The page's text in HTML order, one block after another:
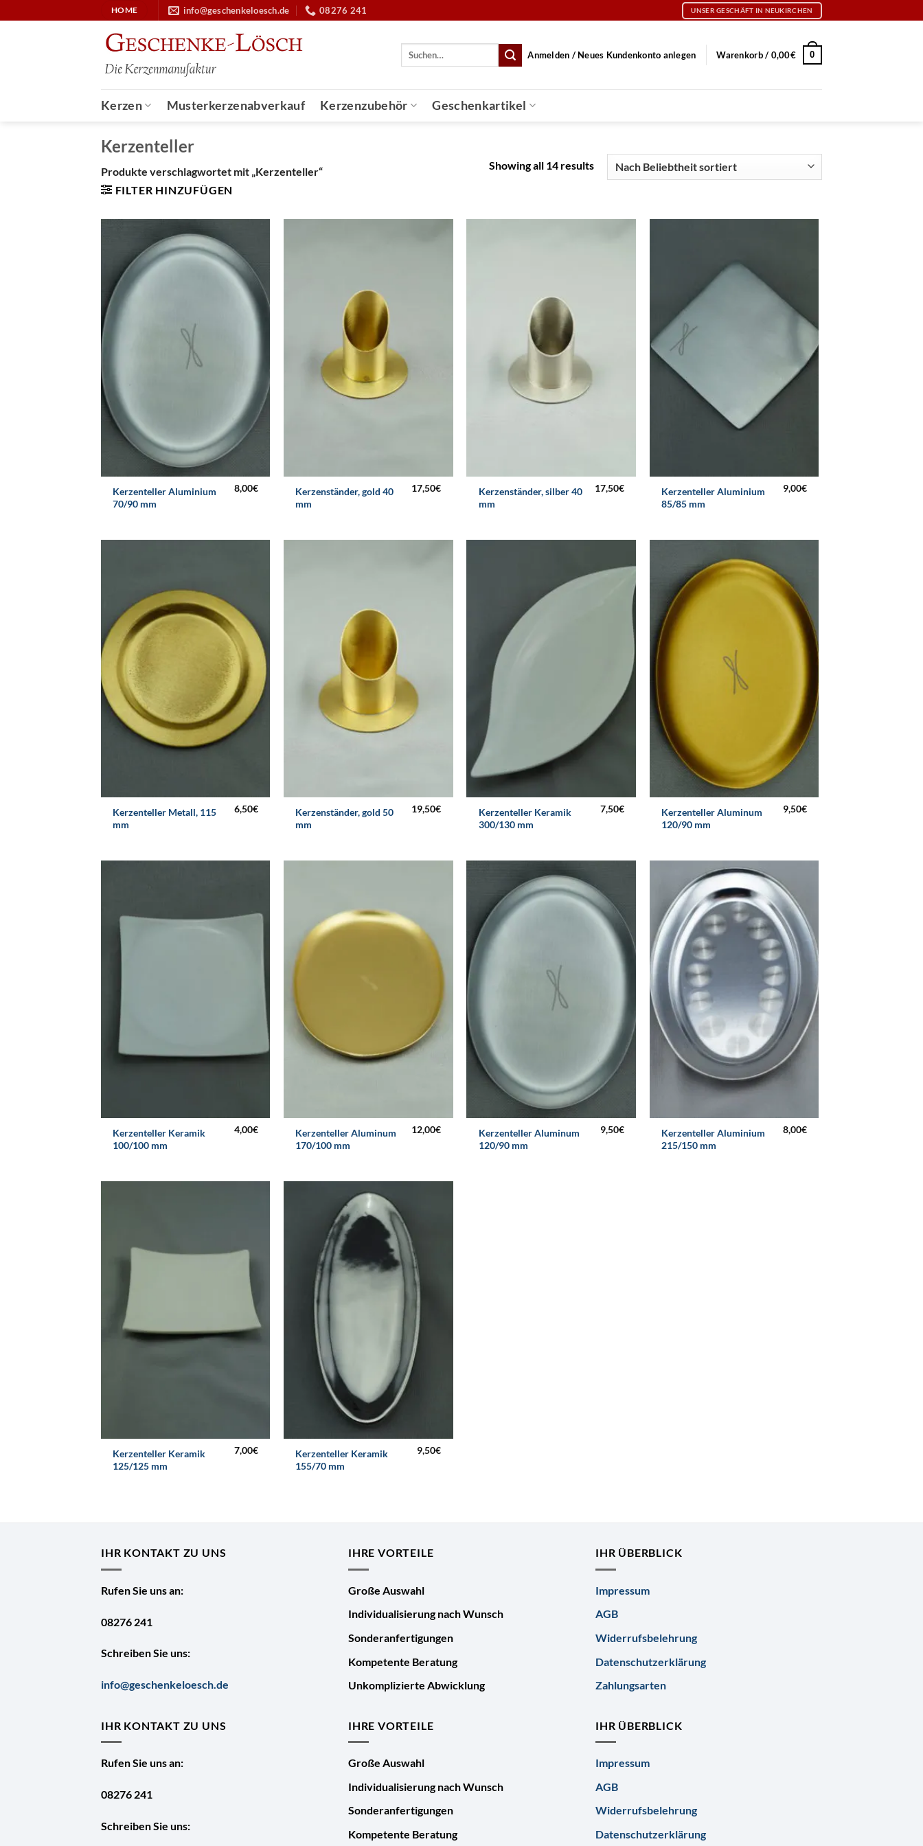
Inhalt
HOME info@geschenkeloesch.de 08276 241 UNSER GESCHÄFT IN NEUKIRCHEN
Suche
Anmelden / Neues Kundenkonto anlegen Warenkorb / 0,00€ 0
Kerzen Musterkerzenabverkauf Kerzenzubehör Geschenkartikel
Kerzenteller
Produkte verschlagwortet mit „Kerzenteller“
FILTER HINZUFÜGEN
Showing all 14 results
Kerzenteller Aluminium
70/90 mm
8,00€
Kerzenständer, gold 40
mm
17,50€
Kerzenständer, silber 40
mm
17,50€
Kerzenteller Aluminium
85/85 mm
9,00€
Kerzenteller Metall, 115
mm
6,50€
Kerzenständer, gold 50
mm
19,50€
Kerzenteller Keramik
300/130 mm
7,50€
Kerzenteller Aluminum
120/90 mm
9,50€
Kerzenteller Keramik
100/100 mm
4,00€
Kerzenteller Aluminum
170/100 mm
12,00€
Kerzenteller Aluminum
120/90 mm
9,50€
Kerzenteller Aluminium
215/150 mm
8,00€
Kerzenteller Keramik
125/125 mm
7,00€
Kerzenteller Keramik
155/70 mm
9,50€
IHR KONTAKT ZU UNS
Rufen Sie uns an:
08276 241
Schreiben Sie uns:
info@geschenkeloesch.de
IHRE VORTEILE
Große Auswahl
Individualisierung nach Wunsch
Sonderanfertigungen
Kompetente Beratung
Unkomplizierte Abwicklung
IHR ÜBERBLICK
Impressum
AGB
Widerrufsbelehrung
Datenschutzerklärung
Zahlungsarten
IHR KONTAKT ZU UNS
Rufen Sie uns an:
08276 241
Schreiben Sie uns:
IHRE VORTEILE
Große Auswahl
Individualisierung nach Wunsch
Sonderanfertigungen
Kompetente Beratung
IHR ÜBERBLICK
Impressum
AGB
Widerrufsbelehrung
Datenschutzerklärung